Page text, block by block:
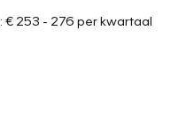
: € 253 - 276 per kwartaal